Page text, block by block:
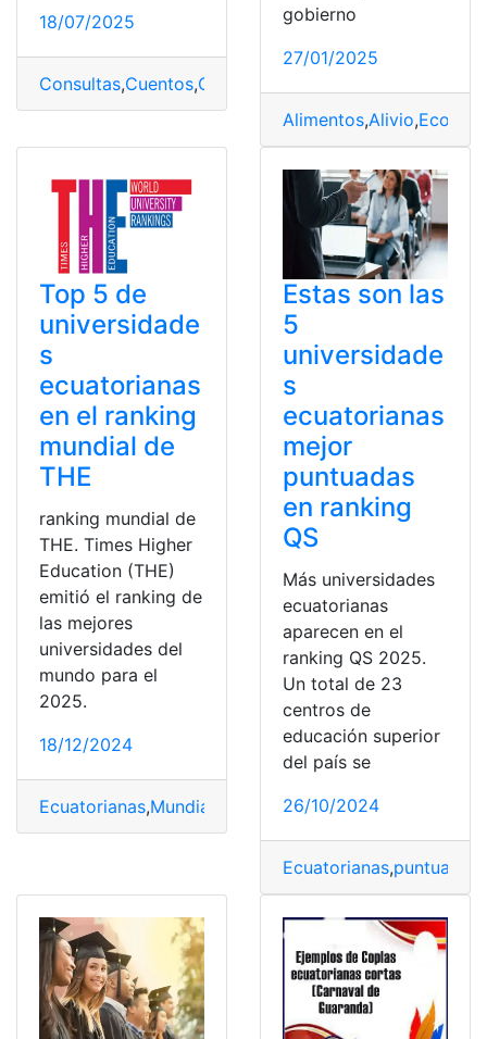
18/07/2025
Consultas,Cuentos,Cuentos cortos
gobierno
27/01/2025
Alimentos,Alivio,
Top 5 de
universidade
s
ecuatorianas
en el ranking
mundial de
THE
ranking mundial de
THE. Times Higher
Education (THE)
emitió el ranking de
las mejores
universidades del
mundo para el
2025.
18/12/2024
Ecuatorianas,Mundial ,Universidades
Estas son las
5
universidade
s
ecuatorianas
mejor
puntuadas
en ranking
QS
Más universidades
ecuatorianas
aparecen en el
ranking QS 2025.
Un total de 23
centros de
educación superior
del país se
26/10/2024
Ecuatorianas,puntuadas